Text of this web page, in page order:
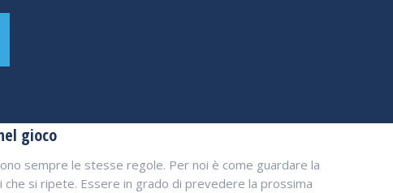
gioco
sempre le stesse regole. Per noi è come guardare la
che si ripete. Essere in grado di prevedere la prossima